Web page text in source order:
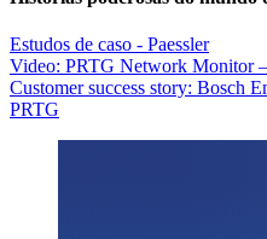
Estudos de caso - Paessler
Video: PRTG Network Monitor
Customer success story: Bosch
PRTG